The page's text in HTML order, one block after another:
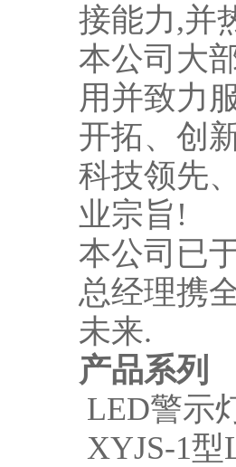
接能力,并
本公司大
用并致力
开拓、创
科技领先
业宗旨!
本公司已
总经理携
未来.
产品系列
LED警示
XYJS-1